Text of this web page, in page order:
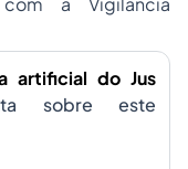
artificial do Jus
sobre este